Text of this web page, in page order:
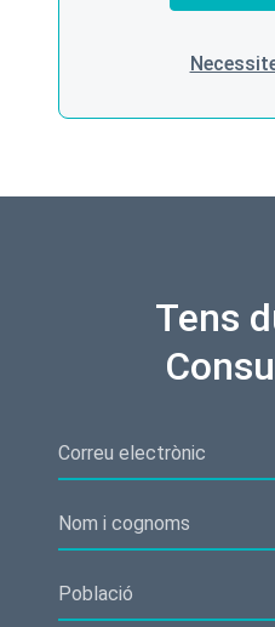
Tens